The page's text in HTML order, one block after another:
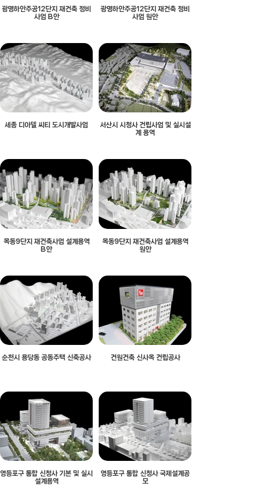
광명하안주공12단지 재건축 정비
사업 B안
광명하안주공12단지 재건축 정비
사업 원안
세종 디아델 씨티 도시개발사업
서산시 시청사 건립사업 및 실시설
계 용역
목동9단지 재건축사업 설계용역
B안
목동9단지 재건축사업 설계용역
원안
순천시 용당동 공동주택 신축공사 건원건축 신사옥 건립공사
영등포구 통합 신청사 기본 및 실시
설계용역
영등포구 통합 신청사 국제설계공
모